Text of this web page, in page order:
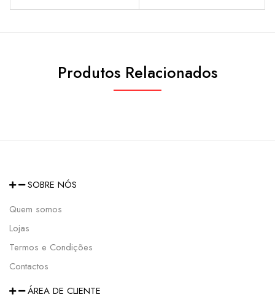
Produtos Relacionados
SOBRE NÓS
Quem somos
Lojas
Termos e Condições
Contactos
ÁREA DE CLIENTE